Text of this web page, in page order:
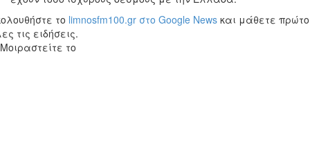
το limnosfm100.gr στο Google News και μάθετε
τις ειδήσεις.
Μοιραστείτε το